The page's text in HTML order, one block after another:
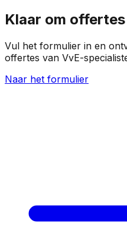
Klaar om
Vul het formulier in en
offertes van VvE-
Naar het formulier